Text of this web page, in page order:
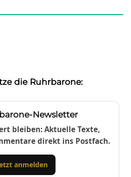
die Ruhrbarone:
Newsletter
bleiben: Aktuelle Texte,
direkt ins Postfach.
anmelden